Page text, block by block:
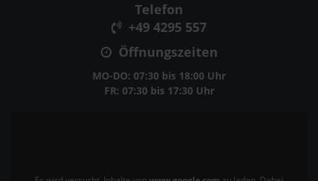
Telefon
+49 4295 557
Öffnungszeiten
MO-DO: 07:30 bis 18:00 Uhr
FR: 07:30 bis 17:30 Uhr